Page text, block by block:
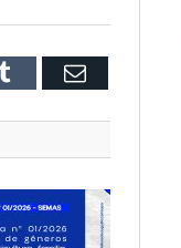
TumblrEmail